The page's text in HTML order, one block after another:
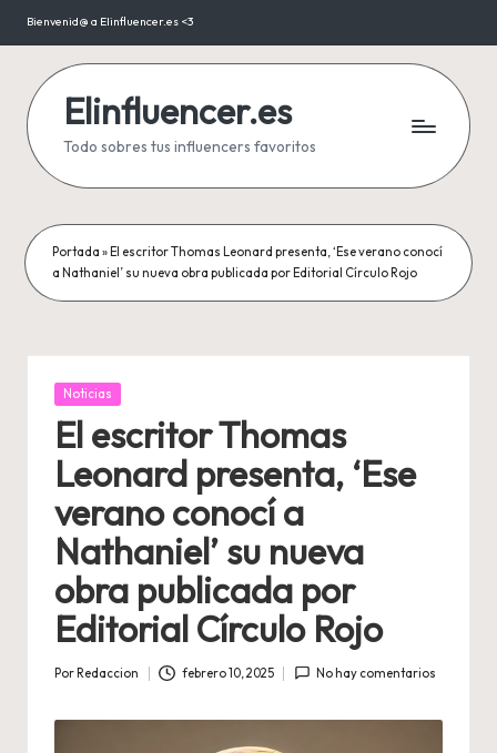
Saltar
contenido
Bienvenid@ a Elinfluencer.es <3
Elinfluencer.es
Todo sobres tus influencers favoritos
Portada » El escritor Thomas Leonard presenta, ‘Ese verano conocí
a Nathaniel’ su nueva obra publicada por Editorial Círculo Rojo
Publicada
Noticias
El escritor Thomas
Leonard presenta, ‘Ese
verano conocí a
Nathaniel’ su nueva
obra publicada por
Editorial Círculo Rojo
Por Redaccion febrero 10, 2025 No hay comentarios